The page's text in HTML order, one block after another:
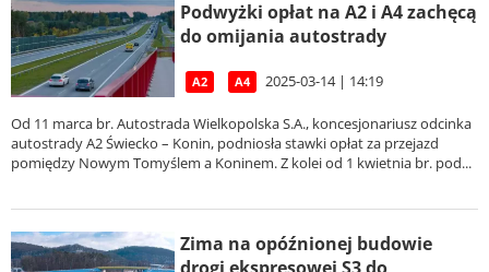
Podwyżki opłat na A2 i A4 zachęcą
do omijania autostrady
A2 A4 2025-03-14 | 14:19
Od 11 marca br. Autostrada Wielkopolska S.A., koncesjonariusz odcinka
autostrady A2 Świecko – Konin, podniosła stawki opłat za przejazd
pomiędzy Nowym Tomyślem a Koninem. Z kolei od 1 kwietnia br. pod...
Zima na opóźnionej budowie